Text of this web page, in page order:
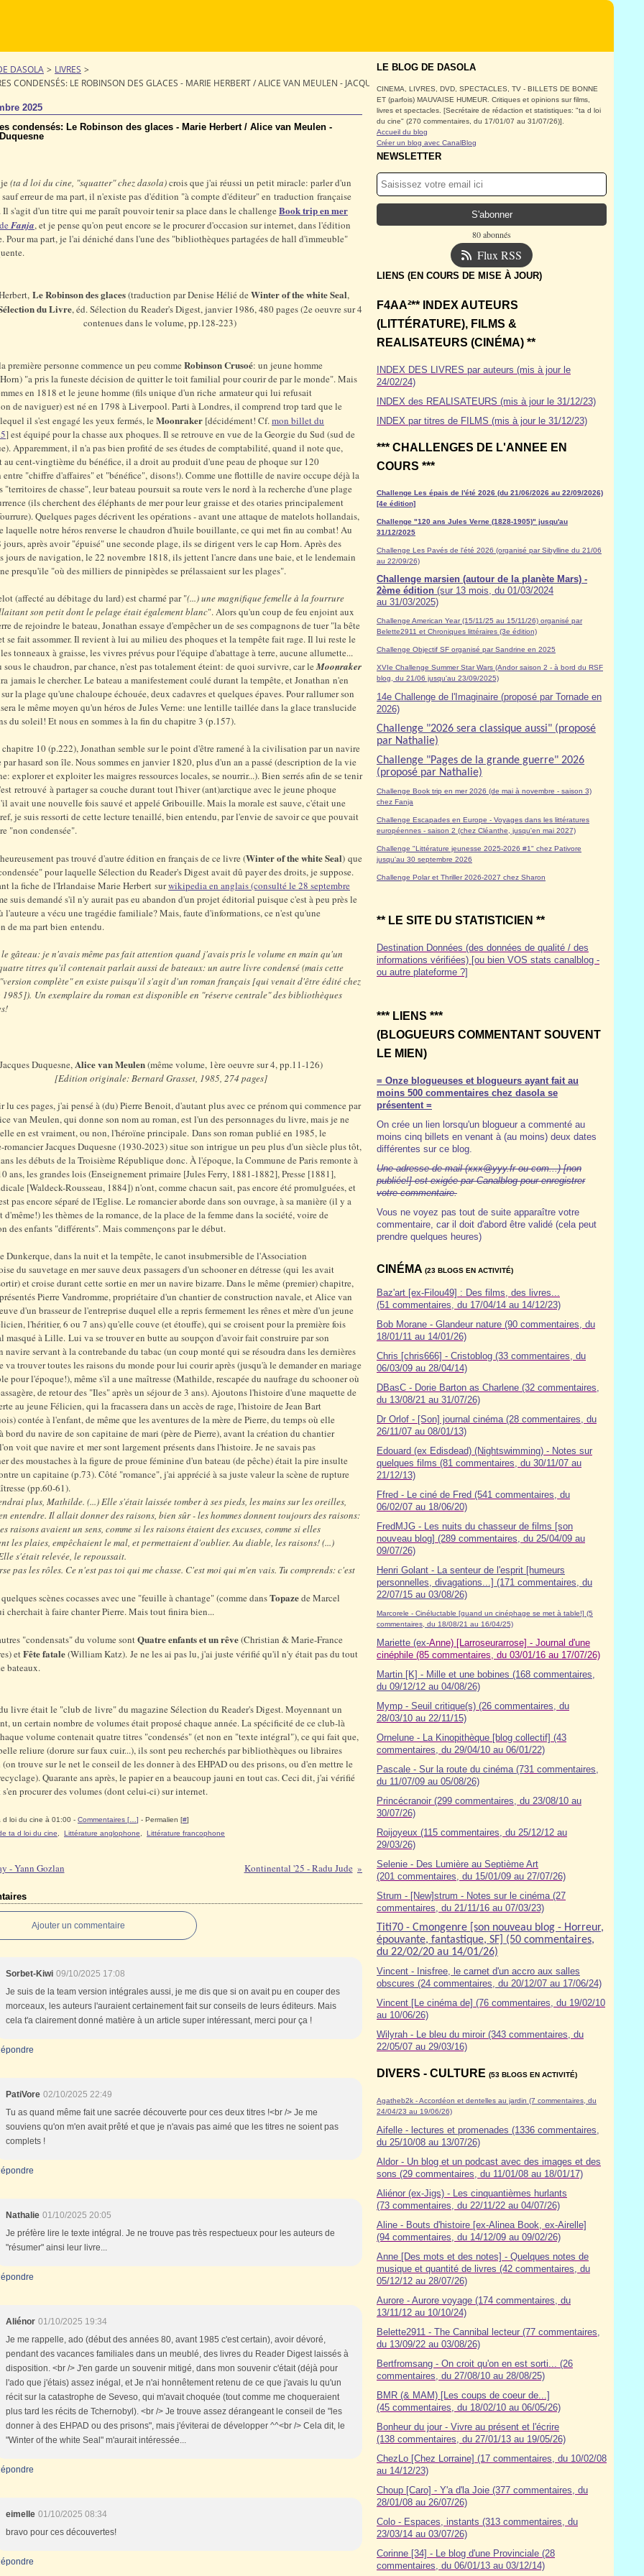
DASOLA > LIVRES >
CONDENSÉS: LE ROBINSON DES GLACES - MARIE HERBERT / ALICE VAN MEULEN - JACQUES DUQUESNE
2025
condensés: Le Robinson des glaces - Marie Herbert / Alice van Meulen -
(ta d loi du cine, "squatter" chez dasola)crois que j'ai réussi un petit miracle: parler d'un
erreur de ma part, il n'existe pas d'édition "à compte d'éditeur" en traduction française
Il s'agit d'un titre qui me paraît pouvoir tenir sa place dans le challenge Book trip en mer
Fanja, et je pense qu'on peut encore se le procurer d'occasion sur internet, dans l'édition
Pour ma part, je l'ai déniché dans l'une des "bibliothèques partagées de hall d'immeuble"
Le Robinson des glaces(traduction par Denise Hélié de Winter of the white Seal,
du Livre, éd. Sélection du Reader's Digest, janvier 1986, 480 pages (2e oeuvre sur 4
contenues dans le volume, pp.128-223)
première personne commence un peu comme Robinson Crusoé: un jeune homme
"a pris la funeste décision de quitter le toit familial pour courir de par le monde". Mais
en 1818 et le jeune homme (fils unique d'un riche armateur qui lui refusait
de naviguer) est né en 1798 à Liverpool. Parti à Londres, il comprend trop tard que le
il s'est engagé les yeux fermés, le Moonraker [décidément! Cf.mon billet du
] est équipé pour la chasse aux phoques. Il se retrouve en vue de la Georgie du Sud (sud de
Apparemment, il n'a pas bien profité de ses études de comptabilité, quand il note que,
au cent-vingtième du bénéfice, il a droit au produit d'une peau de phoque sur 120
"chiffre d'affaires" et "bénéfice", disons!). Comme une flottille de navire occupe déjà la
"territoires de chasse", leur bateau poursuit sa route vers le nord à la recherche d'une plage
(ils cherchent des éléphants de mer pour leur graisse et des otaries principalement
Quelques pages décrivent les opérations - avant une attaque de matelots hollandais,
laquelle notre héros renverse le chaudron d'huile bouillante, ce qui met fin au combat! Au
après avoir "épuisé" une seconde plage, ils se dirigent vers le cap Horn. Après des
jours de navigation, le 22 novembre 1818, ils jettent l'ancre dans une baie, et le lendemain
presqu'ile "où des milliers de pinnipèdes se prélassaient sur les plages".
(affecté au débitage du lard) est charmé par "(...) une magnifique femelle à la fourrure
son petit dont le pelage était également blanc". Alors qu'un coup de feu enjoint aux
de rejoindre le bateau, Jonathan essaye d'empêcher un de ses compagnons de tuer "la bête
se fait assommer. Il revient à lui au milieu des phoques et la tempête fait rage. Il lui reste le
tonneaux à graisse, les vivres prévus pour l'équipe d'abattage à terre, aucune allumette...
sous le chaudron, par chance, n'est pas totalement éteint: de quoi survivre, car leMoonraker
jamais le chercher. Le bateau a manifestement coulé durant la tempête, et Jonathan n'en
la plage qu'une chaloupe échouée, deux cadavres et quelques épaves. Pour rallumer son
le même moyen qu'un héros de Jules Verne: une lentille taillée dans la glace translucide
du soleil! Et nous en sommes à la fin du chapitre 3 (p.157).
10 (p.222), Jonathan semble sur le point d'être ramené à la civilisation par un navire
hasard son île. Nous sommes en janvier 1820, plus d'un an a passé (description de la vie
explorer et exploiter les maigres ressources locales, se nourrir...). Bien serrés afin de se tenir
retrouvé à partager sa couche durant tout l'hiver (ant)arctique avec le jeune phoque
avait une nouvelle fois sauvé et appelé Gribouille. Mais la morale est sauve, c'était une
je suis ressorti de cette lecture tenaillé, bien entendu, par l'envie de savoir ce que pouvait
"non condensée".
pas trouvé d'autre édition en français de ce livre (Winter of the white Seal) que
pour laquelle Sélection du Reader's Digest avait dû payer des droits, je suppose.
la fiche de l'Irlandaise Marie Herbert surwikipedia en anglais (consulté le 28 septembre
suis demandé s'il n'y aurait pas eu abandon d'un projet éditorial puisque c'est à peu près le
l'auteure a vécu une tragédie familiale? Mais, faute d'informations, ce n'est qu'une
de ma part bien entendu.
le gâteau: je n'avais même pas fait attention quand j'avais pris le volume en main qu'un
titres qu'il contenait parlait aussi de bateaux: un autre livre condensé (mais cette
complète" en existe puisqu'il s'agit d'un roman français [qui venait d'être édité chez
1985]). Un exemplaire du roman est disponible en "réserve centrale" des bibliothèques
Jacques Duquesne,Alice van Meulen(même volume, 1ère oeuvre sur 4, pp.11-126)
[Edition originale: Bernard Grasset, 1985, 274 pages]
lu ces pages, j'ai pensé à (du) Pierre Benoit, d'autant plus avec ce prénom qui commence par
van Meulen, qui donne son nom au roman, est l'un des personnages du livre, mais je ne
en est vraiment, ou non, l'héroïne principale. Dans son roman publié en 1985, le
Jacques Duquesne (1930-2023) situe son intrigue un peu plus d'un siècle plus tôt,
les débuts de la Troisième République donc. À l'époque, la Commune de Paris remonte à
ans, les grandes lois (Enseignement primaire [Jules Ferry, 1881-1882], Presse [1881],
[Waldeck-Rousseau, 1884]) n'ont, comme chacun sait, pas encore été promulguées, et
pas encore séparé de l'Eglise. Le romancier aborde dans son ouvrage, à sa manière (il y a
d'même!) les thèmes de la romance, de la place de la femme dans la société, voire de
des enfants "différents". Mais commençons par le début.
Dunkerque, dans la nuit et la tempête, le canot insubmersible de l'Association
du sauvetage en mer sauve deux passagers d'un schooner en détresse (qui les avait
et croise durant cette sortie en mer un navire bizarre. Dans le même (premier) chapitre,
Pierre Vandromme, propriétaire d'un chantier de construction navale, et Alice van
d'un brasseur de l'entreprise duquel elle a repris fermement les rênes et mère d'un jeune
l'héritier, 6 ou 7 ans) qu'elle couve (et étouffe), qui se croisent pour la première fois
masqué à Lille. Lui va se trouver en butte au soupçon d'avoir fait construire par son
navire servant à la contrebande du tabac (un coup monté qui se résoudra dans les dernières
va trouver toutes les raisons du monde pour lui courir après (jusqu'à le demander en mariage
pour l'époque!), même s'il a une maîtresse (Mathilde, rescapée du naufrage du schooner où
de retour des "Iles" après un séjour de 3 ans). Ajoutons l'histoire d'une maquette de
au jeune Félicien, qui la fracassera dans un accès de rage, l'histoire de Jean Bart
contée à l'enfant, de même que les aventures de la mère de Pierre, du temps où elle
bord du navire de son capitaine de mari (père de Pierre), avant la création du chantier
voit que navire et mer sont largement présents dans l'histoire. Je ne savais pas
des moustaches à la figure de proue féminine d'un bateau (de pêche) était la pire insulte
un capitaine (p.73). Côté "romance", j'ai apprécié à sa juste valeur la scène de rupture
(pp.60-61).
plus, Mathilde. (...) Elle s'était laissée tomber à ses pieds, les mains sur les oreilles,
entendre. Il allait donner des raisons, bien sûr - les hommes donnent toujours des raisons:
raisons avaient un sens, comme si les raisons étaient des excuses, comme si elles
les plaies, empêchaient le mal, et permettaient d'oublier. Au diable, les raisons! (...)
s'était relevée, le repoussait.
pas les rôles. Ce n'est pas toi qui me chasse. C'est moi qui m'en vais. Tu comprends: c'est
scènes cocasses avec une "feuille à chantage" (comme dansTopazede Marcel
cherchait à faire chanter Pierre. Mais tout finira bien...
"condensats" du volume sontQuatre enfants et un rêve(Christian & Marie-France
etFête fatale(William Katz). Je ne les ai pas lu, j'ai juste vérifié qu'il n'y était pas du tout
bateaux.
livre était le "club de livre" du magazine Sélection du Reader's Digest. Moyennant un
un certain nombre de volumes était proposé chaque année. La spécificité de ce club-là
volume contenait quatre titres "condensés" (et non en "texte intégral"), ce qui fait que,
reliure (dorure sur faux cuir...), ils sont peu recherchés par bibliothèques ou libraires
trouve sur le net le conseil de les donner à des EHPAD ou des prisons, ou d'en mettre le
Quarante ans après, le papier en a beaucoup jauni en tout cas. Ceci dit, j'ai vérifié
procurer des volumes (dont celui-ci) sur internet.
d loi du cine à 01:00 - Commentaires [ ] - Permalien [#]
ta d loi du cine Littérature anglophone Littérature francophone
- Yann Gozlan Kontinental '25 - Radu Jude
Ajouter un commentaire
Sorbet-Kiwi 09/10/2025 17:08
Je suis de la team version intégrales aussi, je me dis que si on avait pu en couper des
morceaux, les auteurs l'auraient certainement fait sur conseils de leurs éditeurs. Mais
cela t'a clairement donné matière à un article super intéressant, merci pour ça !
PatiVore 02/10/2025 22:49
Tu as quand même fait une sacrée découverte pour ces deux titres !<br /> Je me
souviens qu'on m'en avait prêté et que je n'avais pas aimé que les titres ne soient pas
complets !
Nathalie 01/10/2025 20:05
Je préfère lire le texte intégral. Je ne trouve pas très respectueux pour les auteurs de
"résumer" ainsi leur livre...
Aliénor 01/10/2025 19:34
Je me rappelle, ado (début des années 80, avant 1985 c'est certain), avoir dévoré,
pendant des vacances familiales dans un meublé, des livres du Reader Digest laissés à
disposition. <br /> J'en garde un souvenir mitigé, dans mon souvenir c'était (déjà pour
l'ado que j'étais) assez inégal, et Je n'ai honnêtement retenu de ce que j'avais lu qu'un
récit sur la catastrophe de Seveso, qui m'avait choquée (tout comme me choqueraient
plus tard les récits de Tchernobyl). <br /> Je trouve assez dérangeant le conseil de "les
donner à des EHPAD ou des prisons", mais j'éviterai de développer ^^<br /> Cela dit, le
"Winter of the white Seal" m'aurait intéressée...
eimelle 01/10/2025 08:34
bravo pour ces découvertes!
LE BLOG DE DASOLA
CINEMA, LIVRES, DVD, SPECTACLES, TV - BILLETS DE BONNE
ET (parfois) MAUVAISE HUMEUR. Critiques et opinions sur films,
livres et spectacles. [Secrétaire de rédaction et statistiques: "ta d loi
du cine" (270 commentaires, du 17/01/07 au 31/07/26)].
Accueil du blog
Créer un blog avec CanalBlog
NEWSLETTER
80 abonnés
Flux RSS
LIENS (EN COURS DE MISE À JOUR)
F4AA²** INDEX AUTEURS
(LITTÉRATURE), FILMS &
REALISATEURS (CINÉMA) **
INDEX DES LIVRES par auteurs (mis à jour le
24/02/24)
INDEX des REALISATEURS (mis à jour le 31/12/23)
INDEX par titres de FILMS (mis à jour le 31/12/23)
*** CHALLENGES DE L'ANNEE EN
COURS ***
Challenge Les épais de l'été 2026 (du 21/06/2026 au 22/09/2026)
[4e édition]
Challenge "120 ans Jules Verne (1828-1905)" jusqu'au
31/12/2025
Challenge Les Pavés de l'été 2026 (organisé par Sibylline du 21/06
au 22/09/26)
Challenge marsien (autour de la planète Mars) -
2ème édition (sur 13 mois, du 01/03/2024
au 31/03/2025)
Challenge American Year (15/11/25 au 15/11/26) organisé par
Belette2911 et Chroniques littéraires (3e édition)
Challenge Objectif SF organisé par Sandrine en 2025
XVIe Challenge Summer Star Wars (Andor saison 2 - à bord du RSF
blog, du 21/06 jusqu'au 23/09/2025)
14e Challenge de l'Imaginaire (proposé par Tornade en
2026)
Challenge "2026 sera classique aussi" (proposé
par Nathalie)
Challenge "Pages de la grande guerre" 2026
(proposé par Nathalie)
Challenge Book trip en mer 2026 (de mai à novembre - saison 3)
chez Fanja
Challenge Escapades en Europe - Voyages dans les littératures
européennes - saison 2 (chez Cléanthe, jusqu'en mai 2027)
Challenge "Littérature jeunesse 2025-2026 #1" chez Pativore
jusqu'au 30 septembre 2026
Challenge Polar et Thriller 2026-2027 chez Sharon
** LE SITE DU STATISTICIEN **
Destination Données (des données de qualité / des
informations vérifiées) [ou bien VOS stats canalblog -
ou autre plateforme ?]
*** LIENS ***
(BLOGUEURS COMMENTANT SOUVENT
LE MIEN)
= Onze blogueuses et blogueurs ayant fait au
moins 500 commentaires chez dasola se
présentent =
On crée un lien lorsqu'un blogueur a commenté au
moins cinq billets en venant à (au moins) deux dates
différentes sur ce blog.
Une adresse de mail (xxx@yyy.fr ou com...) [non
publiée!] est exigée par Canalblog pour enregistrer
votre commentaire.
Vous ne voyez pas tout de suite apparaître votre
commentaire, car il doit d'abord être validé (cela peut
prendre quelques heures)
CINÉMA (23 BLOGS EN ACTIVITÉ)
Baz'art [ex-Filou49] : Des films, des livres...
(51 commentaires, du 17/04/14 au 14/12/23)
Bob Morane - Glandeur nature (90 commentaires, du
18/01/11 au 14/01/26)
Chris [chris666] - Cristoblog (33 commentaires, du
06/03/09 au 28/04/14)
DBasC - Dorie Barton as Charlene (32 commentaires,
du 13/08/21 au 31/07/26)
Dr Orlof - [Son] journal cinéma (28 commentaires, du
26/11/07 au 08/01/13)
Edouard (ex Edisdead) (Nightswimming) - Notes sur
quelques films (81 commentaires, du 30/11/07 au
21/12/13)
Ffred - Le ciné de Fred (541 commentaires, du
06/02/07 au 18/06/20)
FredMJG - Les nuits du chasseur de films [son
nouveau blog] (289 commentaires, du 25/04/09 au
09/07/26)
Henri Golant - La senteur de l'esprit [humeurs
personnelles, divagations...] (171 commentaires, du
22/07/15 au 03/08/26)
Marcorele - Cinéluctable [quand un cinéphage se met à table!] (5
commentaires, du 18/08/21 au 16/04/25)
Mariette (ex-Anne) [Larroseurarrose] - Journal d'une
cinéphile (85 commentaires, du 03/01/16 au 17/07/26)
Martin [K] - Mille et une bobines (168 commentaires,
du 09/12/12 au 04/08/26)
Mymp - Seuil critique(s) (26 commentaires, du
28/03/10 au 22/11/15)
Ornelune - La Kinopithèque [blog collectif] (43
commentaires, du 29/04/10 au 06/01/22)
Pascale - Sur la route du cinéma (731 commentaires,
du 11/07/09 au 05/08/26)
Princécranoir (299 commentaires, du 23/08/10 au
30/07/26)
Roijoyeux (115 commentaires, du 25/12/12 au
29/03/26)
Selenie - Des Lumière au Septième Art
(201 commentaires, du 15/01/09 au 27/07/26)
Strum - [New]strum - Notes sur le cinéma (27
commentaires, du 21/11/16 au 07/03/23)
Titi70 - Cmongenre [son nouveau blog - Horreur,
épouvante, fantastique, SF] (50 commentaires,
du 22/02/20 au 14/01/26)
Vincent - Inisfree, le carnet d'un accro aux salles
obscures (24 commentaires, du 20/12/07 au 17/06/24)
Vincent [Le cinéma de] (76 commentaires, du 19/02/10
au 10/06/26)
Wilyrah - Le bleu du miroir (343 commentaires, du
22/05/07 au 29/03/16)
DIVERS - CULTURE (53 BLOGS EN ACTIVITÉ)
Agatheb2k - Accordéon et dentelles au jardin (7 commentaires, du
24/04/23 au 19/06/26)
Aifelle - lectures et promenades (1336 commentaires,
du 25/10/08 au 13/07/26)
Aldor - Un blog et un podcast avec des images et des
sons (29 commentaires, du 11/01/08 au 18/01/17)
Aliénor (ex-Jigs) - Les cinquantièmes hurlants
(73 commentaires, du 22/11/22 au 04/07/26)
Aline - Bouts d'histoire [ex-Alinea Book, ex-Airelle]
(94 commentaires, du 14/12/09 au 09/02/26)
Anne [Des mots et des notes] - Quelques notes de
musique et quantité de livres (42 commentaires, du
05/12/12 au 28/07/26)
Aurore - Aurore voyage (174 commentaires, du
13/11/12 au 10/10/24)
Belette2911 - The Cannibal lecteur (77 commentaires,
du 13/09/22 au 03/08/26)
Bertfromsang - On croit qu'on en est sorti... (26
commentaires, du 27/08/10 au 28/08/25)
BMR (& MAM) [Les coups de coeur de...]
(45 commentaires, du 18/02/10 au 06/05/26)
Bonheur du jour - Vivre au présent et l'écrire
(138 commentaires, du 27/01/13 au 19/05/26)
ChezLo [Chez Lorraine] (17 commentaires, du 10/02/08
au 14/12/23)
Choup [Caro] - Y'a d'la Joie (377 commentaires, du
28/01/08 au 26/07/26)
Colo - Espaces, instants (313 commentaires, du
23/03/14 au 03/07/26)
Corinne [34] - Le blog d'une Provinciale (28
commentaires, du 06/01/13 au 03/12/14)